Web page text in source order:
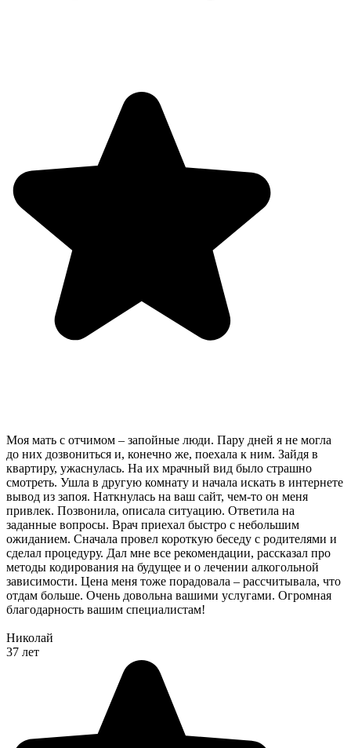
Моя мать с отчимом – запойные люди. Пару дней я не могла
до них дозвониться и, конечно же, поехала к ним. Зайдя в
квартиру, ужаснулась. На их мрачный вид было страшно
смотреть. Ушла в другую комнату и начала искать в интернете
вывод из запоя. Наткнулась на ваш сайт, чем-то он меня
привлек. Позвонила, описала ситуацию. Ответила на
заданные вопросы. Врач приехал быстро с небольшим
ожиданием. Сначала провел короткую беседу с родителями и
сделал процедуру. Дал мне все рекомендации, рассказал про
методы кодирования на будущее и о лечении алкогольной
зависимости. Цена меня тоже порадовала – рассчитывала, что
отдам больше. Очень довольна вашими услугами. Огромная
благодарность вашим специалистам!
Николай
37 лет